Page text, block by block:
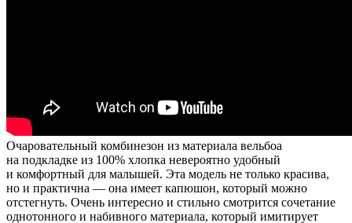
Очаровательный комбинезон из материала вельбоа
на подкладке из 100% хлопка невероятно удобный
и комфортный для малышей. Эта модель не только красива,
но и практична — она имеет капюшон, который можно
отстегнуть. Очень интересно и стильно смотрится сочетание
однотонного и набивного материала, который имитирует